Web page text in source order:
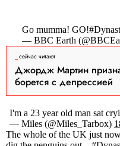
Go mumma!
— BBC Earth
сейчас читают
Джордж Мартин
борется с депрессией
I'm a 23 year old man sat
— Miles (@Miles_Tarbox)
The whole of the UK just